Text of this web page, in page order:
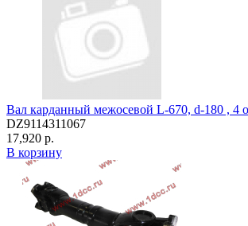
Вал карданный межосевой L-670, d-180
DZ9114311067
17,920 р.
В корзину